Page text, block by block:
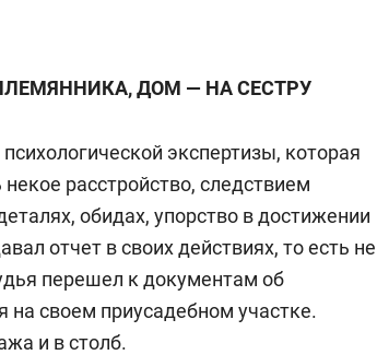
ДОМ — НА СЕСТРУ
экспертизы, которая
расстройство, следствием
обидах, упорство в достижении
отчет в своих действиях, то есть не
перешел к документам об
своем приусадебном участке.
и в столб.